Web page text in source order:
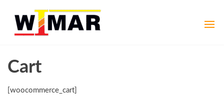
treści
Cart
[woocommerce_cart]